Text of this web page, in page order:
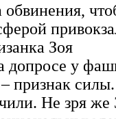
обвинения,
Зоя
у
признак
Не зря же